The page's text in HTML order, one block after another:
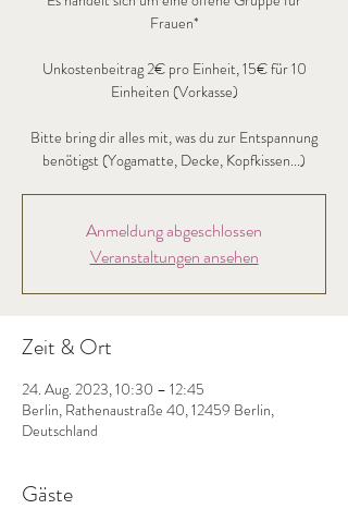
Frauen*
Unkostenbeitrag 2€ pro Einheit, 15€ für 10
Einheiten (Vorkasse)
Bitte bring dir alles mit, was du zur Entspannung
benötigst (Yogamatte, Decke, Kopfkissen...)
Anmeldung abgeschlossen
Veranstaltungen ansehen
Zeit & Ort
24. Aug. 2023, 10:30 – 12:45
Berlin, Rathenaustraße 40, 12459 Berlin,
Deutschland
Gäste